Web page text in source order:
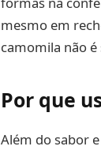
mesmo em
camomila não
Por que
Além do sabor